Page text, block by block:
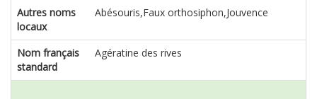
Autres noms
locaux
Abésouris,Faux orthosiphon,Jouvence
Nom français
standard
Agératine des rives